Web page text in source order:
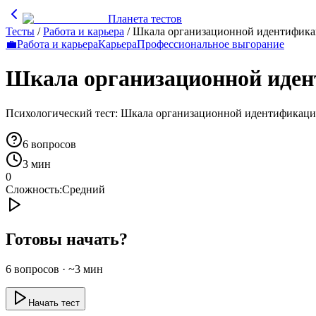
Планета тестов
Тесты /Работа и карьера /Шкала организационной
💼Работа и карьераКарьераПрофессиональное выгорание
Шкала организационной
Психологический тест: Шкала организационной
6 вопросов
3 мин
0
Сложность:Средний
Готовы начать?
6 вопросов · ~3 мин
Начать тест